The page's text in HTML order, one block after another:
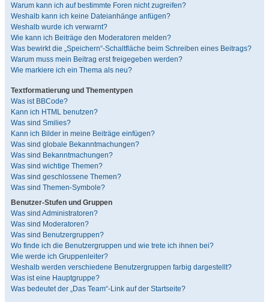
Warum kann ich auf bestimmte Foren nicht zugreifen?
Weshalb kann ich keine Dateianhänge anfügen?
Weshalb wurde ich verwarnt?
Wie kann ich Beiträge den Moderatoren melden?
Was bewirkt die „Speichern“-Schaltfläche beim Schreiben eines Beitrags?
Warum muss mein Beitrag erst freigegeben werden?
Wie markiere ich ein Thema als neu?
Textformatierung und Thementypen
Was ist BBCode?
Kann ich HTML benutzen?
Was sind Smilies?
Kann ich Bilder in meine Beiträge einfügen?
Was sind globale Bekanntmachungen?
Was sind Bekanntmachungen?
Was sind wichtige Themen?
Was sind geschlossene Themen?
Was sind Themen-Symbole?
Benutzer-Stufen und Gruppen
Was sind Administratoren?
Was sind Moderatoren?
Was sind Benutzergruppen?
Wo finde ich die Benutzergruppen und wie trete ich ihnen bei?
Wie werde ich Gruppenleiter?
Weshalb werden verschiedene Benutzergruppen farbig dargestellt?
Was ist eine Hauptgruppe?
Was bedeutet der „Das Team“-Link auf der Startseite?